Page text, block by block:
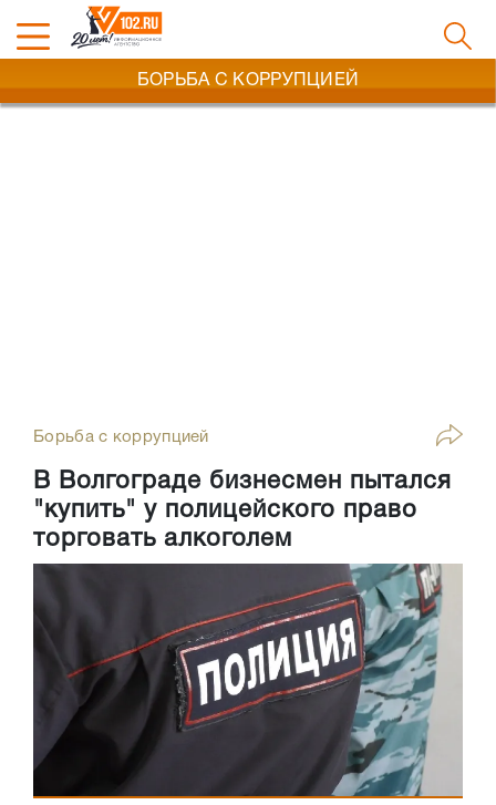
БОРЬБА С КОРРУПЦИЕЙ
Борьба с коррупцией
В Волгограде бизнесмен пытался
"купить" у полицейского право
торговать алкоголем